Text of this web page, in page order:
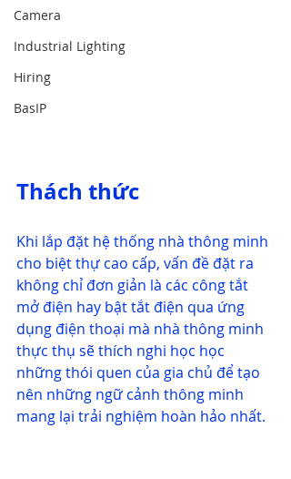
Camera
Industrial Lighting
Hiring
BasIP
Thách thức
Khi lắp đặt hệ thống nhà thông minh
cho biệt thự cao cấp, vấn đề đặt ra
không chỉ đơn giản là các công tắt
mở điện hay bật tắt điện qua ứng
dụng điện thoại mà nhà thông minh
thực thụ sẽ thích nghi học học
những thói quen của gia chủ để tạo
nên những ngữ cảnh thông minh
mang lại trải nghiệm hoàn hảo nhất.